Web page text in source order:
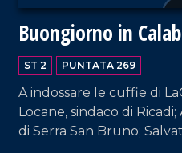
Buongiorno in
ST 2 PUNTATA 269
A indossare le cuffie di
Locane, sindaco di
di Serra San Bruno;
VAI AL TITOLO